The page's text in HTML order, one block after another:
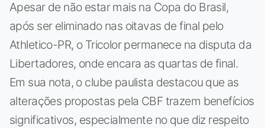
Apesar de não estar mais na Copa do Brasil,
após ser eliminado nas oitavas de final pelo
Athletico-PR, o Tricolor permanece na disputa da
Libertadores, onde encara as quartas de final.
Em sua nota, o clube paulista destacou que as
alterações propostas pela CBF trazem benefícios
significativos, especialmente no que diz respeito